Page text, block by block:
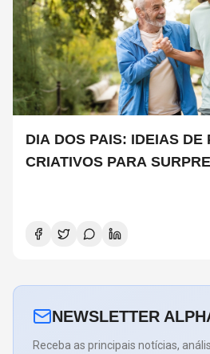
DIA DOS PAIS: IDEIAS DE PRESENTES
CRIATIVOS PARA
NEWSLETTER
Receba as principais notícias,